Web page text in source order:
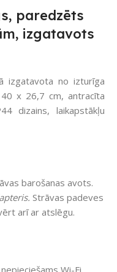
paredzēts
izgatavots
izgatavota no izturīga
x 26,7 cm, antracīta
dizains, laikapstākļu
barošanas avots.
Strāvas padeves
arī ar atslēgu.